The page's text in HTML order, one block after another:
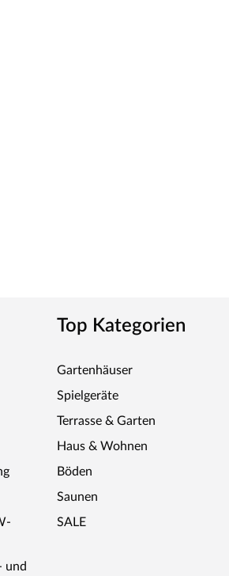
und
Top Kategorien
Gartenhäuser
Spielgeräte
Terrasse & Garten
Haus & Wohnen
Böden
Saunen
SALE